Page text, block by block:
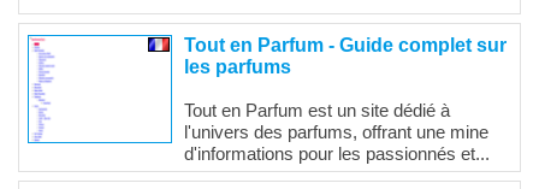
Tout en Parfum - Guide complet sur
les parfums
Tout en Parfum est un site dédié à
l'univers des parfums, offrant une mine
d'informations pour les passionnés et...